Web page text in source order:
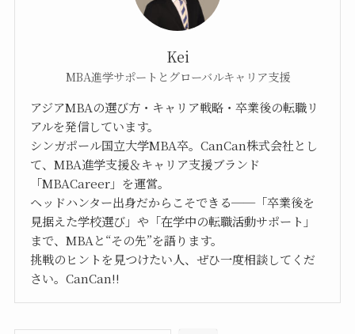
Kei
MBA進学サポートとグローバルキャリア支援
アジアMBAの選び方・キャリア戦略・卒業後の転職リ
アルを発信しています。
シンガポール国立大学MBA卒。CanCan株式会社とし
て、MBA進学支援＆キャリア支援ブランド
「MBACareer」を運営。
ヘッドハンター出身だからこそできる──「卒業後を
見据えた学校選び」や「在学中の転職活動サポート」
まで、MBAと“その先”を語ります。
挑戦のヒントを見つけたい人、ぜひ一度相談してくだ
さい。CanCan!!